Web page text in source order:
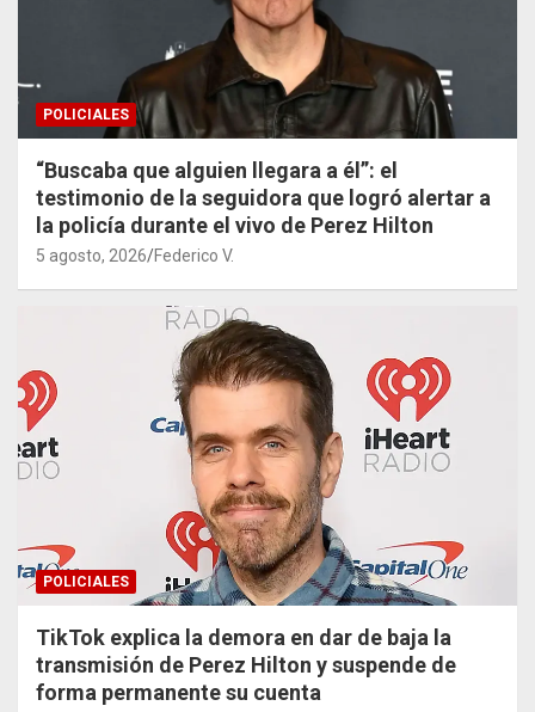
POLICIALES
“Buscaba que alguien llegara a él”: el
testimonio de la seguidora que logró alertar a
la policía durante el vivo de Perez Hilton
5 agosto, 2026 Federico V.
POLICIALES
TikTok explica la demora en dar de baja la
transmisión de Perez Hilton y suspende de
forma permanente su cuenta